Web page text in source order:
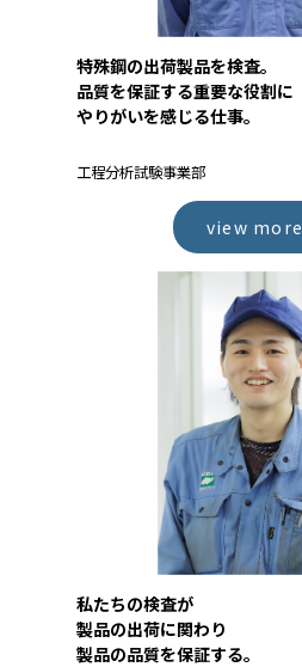
特殊鋼の出荷製品を検査。
品質を保証する重要な役割に
やりがいを感じる仕事。
工程分析試験事業部
view more
私たちの検査が
製品の出荷に関わり
製品の品質を保証する。